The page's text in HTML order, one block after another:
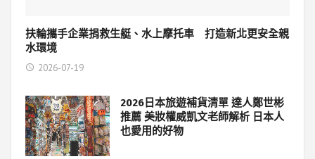
扶輪攜手企業捐救生艇、水上摩托車 打造新北更安全親
水環境
2026-07-19
2026日本旅遊補貨清單 達人鄭世彬
推薦 美妝權威凱文老師解析 日本人
也愛用的好物